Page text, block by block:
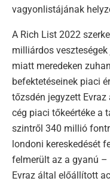
vagyonlistájának
A Rich List 2022
milliárdos
miatt meredeken
befektetéseinek piaci
tőzsdén jegyzett
cég piaci tőkeértéke a
szintről 340 millió
londoni kereskedését
felmerült az a gyanú –
Evraz által előállított